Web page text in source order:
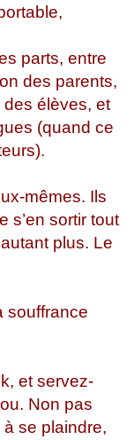
parts, entre
des parents,
des élèves, et
(quand ce
mêmes. Ils
s’en sortir tout
plus. Le
souffrance
et servez-
Non pas
se plaindre,